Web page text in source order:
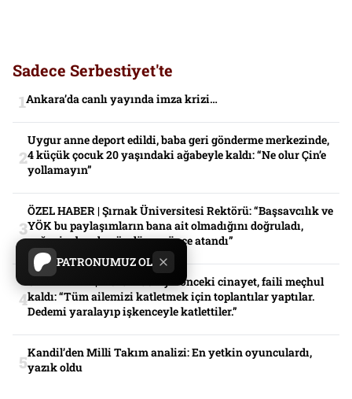
PATRONUMUZ OL
Sadece Serbestiyet'te
Ankara’da canlı yayında imza krizi…
Uygur anne deport edildi, baba geri gönderme merkezinde,
4 küçük çocuk 20 yaşındaki ağabeyle kaldı: “Ne olur Çin’e
yollamayın”
ÖZEL HABER | Şırnak Üniversitesi Rektörü: “Başsavcılık ve
YÖK bu paylaşımların bana ait olmadığını doğruladı,
yeğenim benden üç dönem önce atandı”
ÖZEL HABER| Mardin’de 4 yıl önceki cinayet, faili meçhul
kaldı: “Tüm ailemizi katletmek için toplantılar yaptılar.
Dedemi yaralayıp işkenceyle katlettiler.”
Kandil’den Milli Takım analizi: En yetkin oyunculardı,
yazık oldu